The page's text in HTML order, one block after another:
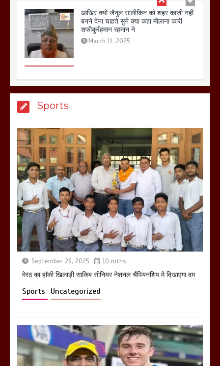
बिजली विभाग से परेशान होकर बागपत में एक संत
ने सरकार को दी आमरण अनशन की चेतावनी
March 8, 2025
March 6, 2025
होलिका रखने पर लात मार कर होलिका को किया
तहस नहस,मोहल्ले वालों के साथ की गई गाली
गलोच ,कहा अगर रखी गई होली तो होगा खून
खराबा,
March 11, 2025
Sports
September 26, 2025 10 mths
मेरठ का हाॅकी खिलाड़ी साकिब सीनियर नेशनल चैंपियनशिप में दिखाएगा दम
Sports Uncategorized